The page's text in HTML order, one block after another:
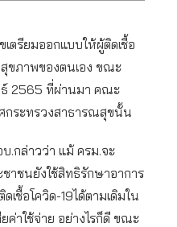
ตรียมออกแบบให้ผู้ติดเชื้อ
ขภาพของตนเอง ขณะ
2565 ที่ผ่านมา คณะ
กระทรวงสาธารณสุขนั้น
.กล่าวว่า แม้ ครม.จะ
าชนยังใช้สิทธิรักษาอาการ
ชื้อโควิด-19ได้ตามเดิมใน
ค่าใช้จ่าย อย่างไรก็ดี ขณะ